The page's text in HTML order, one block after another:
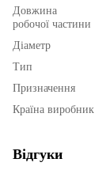
Довжина
робочої частини
Діаметр
Тип
Призначення
Країна виробник
Відгуки